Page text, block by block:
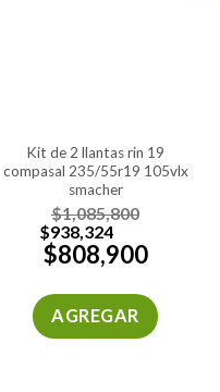
kit de 2 llantas rin 19
compasal 235/55r19 105vlx
smacher
$1,085,800
$938,324
$808,900
AGREGAR